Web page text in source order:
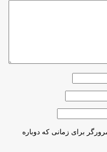
برای زمانی که دوباره